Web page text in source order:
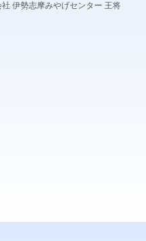
伊勢志摩みやげセンター 王将